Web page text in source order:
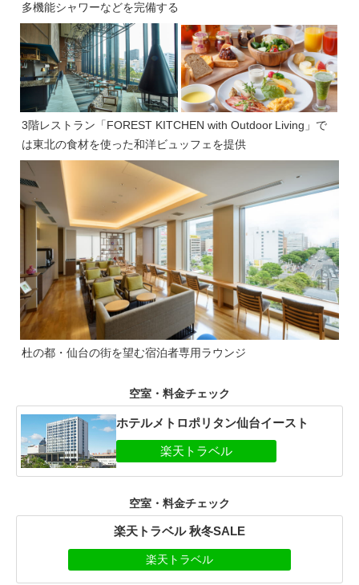
多機能シャワーなどを完備する
3階レストラン「FOREST KITCHEN with Outdoor Living」で
は東北の食材を使った和洋ビュッフェを提供
杜の都・仙台の街を望む宿泊者専用ラウンジ
空室・料金チェック
ホテルメトロポリタン仙台イースト
空室・料金チェック
楽天トラベル 秋冬SALE
楽天トラベル